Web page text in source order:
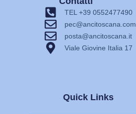
Quick Links
TEL +39 0552477490
pec@ancitoscana.com
posta@ancitoscana.it
Viale Giovine Italia 17